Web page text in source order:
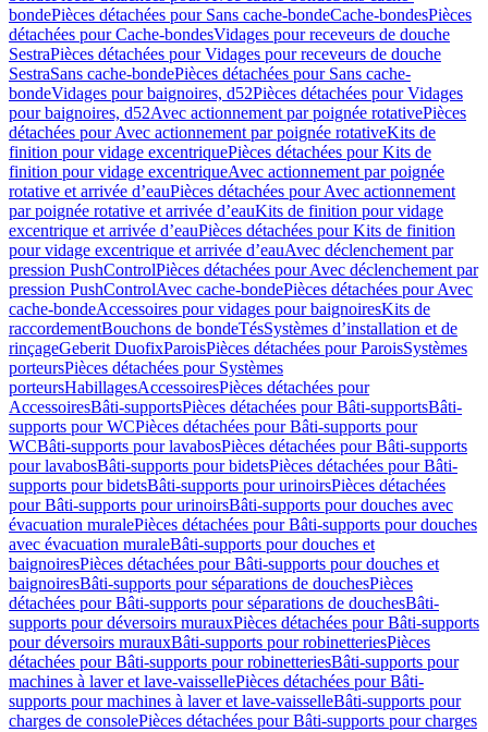
bondePièces détachées pour Sans cache-bondeCache-bondesPièces
détachées pour Cache-bondesVidages pour receveurs de douche
SestraPièces détachées pour Vidages pour receveurs de douche
SestraSans cache-bondePièces détachées pour Sans cache-
bondeVidages pour baignoires, d52Pièces détachées pour Vidages
pour baignoires, d52Avec actionnement par poignée rotativePièces
détachées pour Avec actionnement par poignée rotativeKits de
finition pour vidage excentriquePièces détachées pour Kits de
finition pour vidage excentriqueAvec actionnement par poignée
rotative et arrivée d’eauPièces détachées pour Avec actionnement
par poignée rotative et arrivée d’eauKits de finition pour vidage
excentrique et arrivée d’eauPièces détachées pour Kits de finition
pour vidage excentrique et arrivée d’eauAvec déclenchement par
pression PushControlPièces détachées pour Avec déclenchement par
pression PushControlAvec cache-bondePièces détachées pour Avec
cache-bondeAccessoires pour vidages pour baignoiresKits de
raccordementBouchons de bondeTésSystèmes d’installation et de
rinçageGeberit DuofixParoisPièces détachées pour ParoisSystèmes
porteursPièces détachées pour Systèmes
porteursHabillagesAccessoiresPièces détachées pour
AccessoiresBâti-supportsPièces détachées pour Bâti-supportsBâti-
supports pour WCPièces détachées pour Bâti-supports pour
WCBâti-supports pour lavabosPièces détachées pour Bâti-supports
pour lavabosBâti-supports pour bidetsPièces détachées pour Bâti-
supports pour bidetsBâti-supports pour urinoirsPièces détachées
pour Bâti-supports pour urinoirsBâti-supports pour douches avec
évacuation muralePièces détachées pour Bâti-supports pour douches
avec évacuation muraleBâti-supports pour douches et
baignoiresPièces détachées pour Bâti-supports pour douches et
baignoiresBâti-supports pour séparations de douchesPièces
détachées pour Bâti-supports pour séparations de douchesBâti-
supports pour déversoirs murauxPièces détachées pour Bâti-supports
pour déversoirs murauxBâti-supports pour robinetteriesPièces
détachées pour Bâti-supports pour robinetteriesBâti-supports pour
machines à laver et lave-vaissellePièces détachées pour Bâti-
supports pour machines à laver et lave-vaisselleBâti-supports pour
charges de consolePièces détachées pour Bâti-supports pour charges